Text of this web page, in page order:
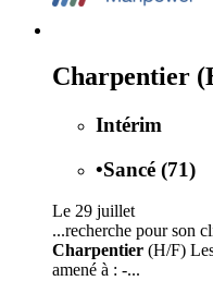
Charpentier
Intérim
•Sancé (71)
Le 29 juillet
...recherche pour son
Charpentier (H/F)
amené à : -...